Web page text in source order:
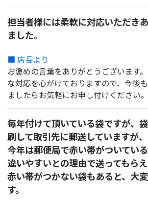
担当者様には柔軟に対応いただき
ました。
■ 店長より
お褒めの言葉をありがとうございます
な対応を心がけておりますので、今後
ましたらお気軽にお申し付けください。
毎年付けて頂いている袋ですが、
刷して取引先に郵送していますが、
今年は郵便局で赤い帯がついてい
違いやすいとの理由で送ってもらえ
赤い帯がつかない袋もあると、大
す。